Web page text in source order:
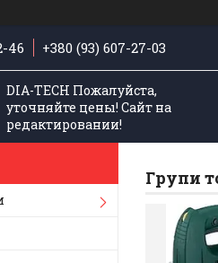
46 +380 (93) 607-27-03
DIA-TECH Пожалуйста,
уточняйте цены! Сайт на
редактировании!
Групи